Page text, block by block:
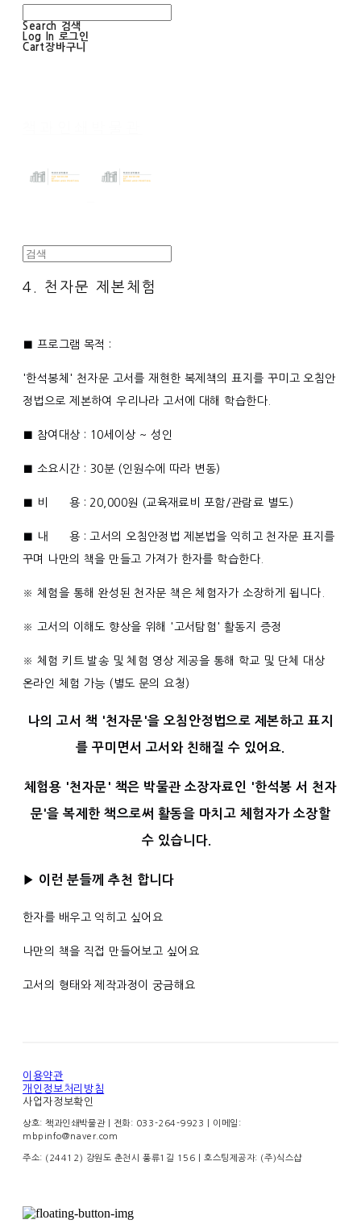
Search 검색
Log In 로그인
Cart장바구니
4. 천자문 제본체험
■ 프로그램 목적 :
'한석봉체' 천자문 고서를 재현한 복제책의 표지를 꾸미고 오침안
정법으로 제본하여 우리나라 고서에 대해 학습한다.
■ 참여대상 : 10세이상 ~ 성인
■ 소요시간 : 30분 (인원수에 따라 변동)
■ 비 용 : 20,000원 (교육재료비 포함/관람료 별도)
■ 내 용 : 고서의 오침안정법 제본법을 익히고 천자문 표지를
꾸며 나만의 책을 만들고 가져가 한자를 학습한다.
※ 체험을 통해 완성된 천자문 책은 체험자가 소장하게 됩니다.
※ 고서의 이해도 향상을 위해 '고서탐험' 활동지 증정
※ 체험 키트 발송 및 체험 영상 제공을 통해 학교 및 단체 대상
온라인 체험 가능 (별도 문의 요청)
나의 고서 책 '천자문'을 오침안정법으로 제본하고 표지
를 꾸미면서 고서와 친해질 수 있어요.
체험용 '천자문' 책은 박물관 소장자료인 '한석봉 서 천자
문'을 복제한 책으로써 활동을 마치고 체험자가 소장할
수 있습니다.
▶ 이런 분들께 추천 합니다
한자를 배우고 익히고 싶어요
나만의 책을 직접 만들어보고 싶어요
고서의 형태와 제작과정이 궁금해요
이용약관
개인정보처리방침
사업자정보확인
상호: 책과인쇄박물관 | 전화: 033-264-9923 | 이메일:
mbpinfo@naver.com
주소: (24412) 강원도 춘천시 풍류1길 156 | 호스팅제공자: (주)식스샵